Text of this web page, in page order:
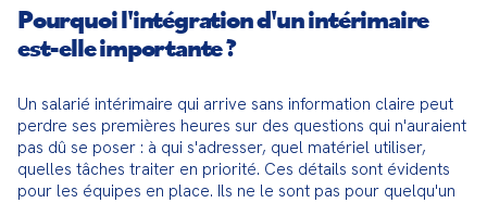
Pourquoi l'intégration d'un intérimaire
est-elle importante ?
Un salarié intérimaire qui arrive sans information claire peut
perdre ses premières heures sur des questions qui n'auraient
pas dû se poser : à qui s'adresser, quel matériel utiliser,
quelles tâches traiter en priorité. Ces détails sont évidents
pour les équipes en place. Ils ne le sont pas pour quelqu'un